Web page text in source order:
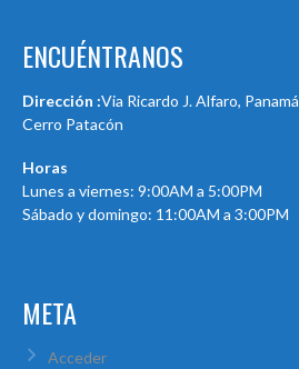
ENCUÉNTRANOS
Dirección :Via Ricardo J. Alfaro, Panamá
Cerro Patacón
Horas
Lunes a viernes: 9:00AM a 5:00PM
Sábado y domingo: 11:00AM a 3:00PM
META
Acceder